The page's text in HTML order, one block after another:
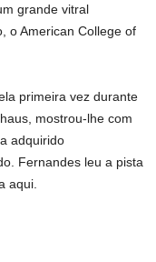
grande vitral
o American College of
primeira vez durante
mostrou-lhe com
adquirido
Fernandes leu a pista
aqui.